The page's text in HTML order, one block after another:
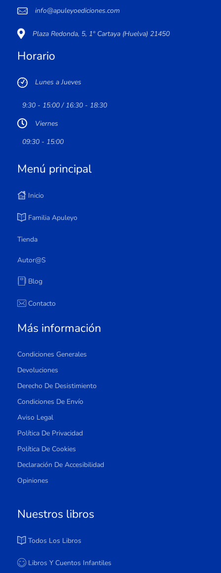
info@apuleyoediciones.com
Plaza Redonda, 5, 1º Cartaya (Huelva) 21450
Horario
Lunes a Jueves
9:30 - 15:00 / 16:30 - 18:30
Viernes
09:30 - 15:00
Menú principal
Inicio
Familia Apuleyo
Tienda
Autor@s
Blog
Contacto
Más información
Condiciones Generales
Devoluciones
Derecho De Desistimiento
Condiciones De Envío
Aviso Legal
Política De Privacidad
Política De Cookies
Declaración De Accesibilidad
Opiniones
Nuestros libros
Todos Los Libros
Libros Y Cuentos Infantiles